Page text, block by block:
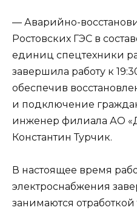
— Аварийно-
Ростовских ГЭС в
единиц спецтехники
завершила работу к
обеспечив
и подключение
инженер филиала АО
Константин Турчик.
В настоящее время
электроснабжения
занимаются отработкой